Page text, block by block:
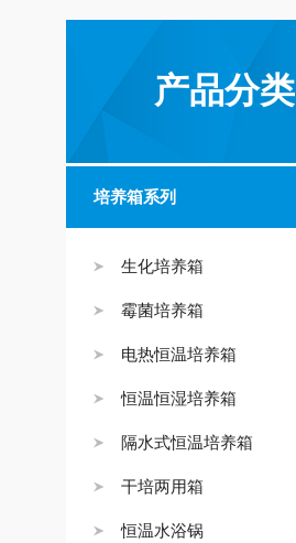
产品分类
培养箱系列
生化培养箱
霉菌培养箱
电热恒温培养箱
恒温恒湿培养箱
隔水式恒温培养箱
干培两用箱
恒温水浴锅